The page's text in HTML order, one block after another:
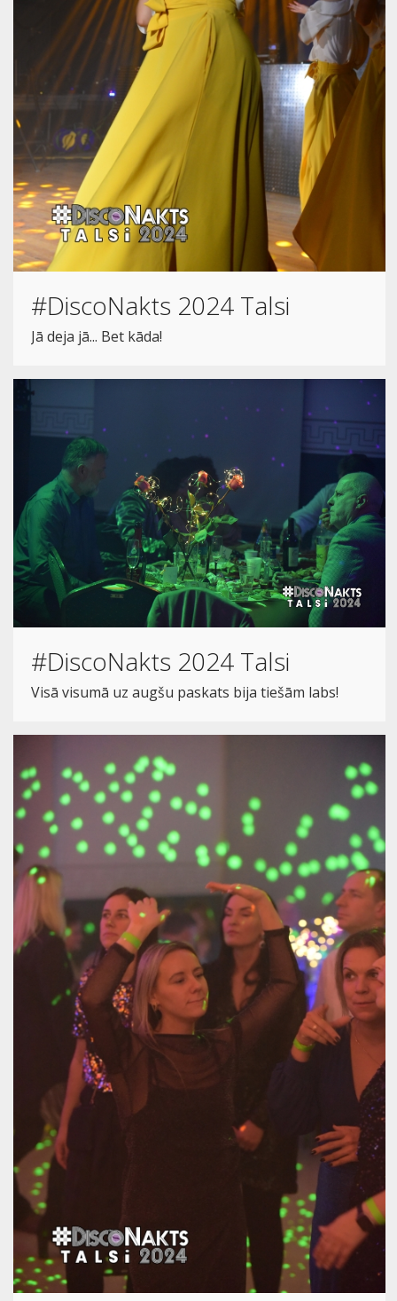
#DiscoNakts 2024 Talsi
Jā deja jā... Bet kāda!
#DiscoNakts 2024 Talsi
Visā visumā uz augšu paskats bija tiešām labs!